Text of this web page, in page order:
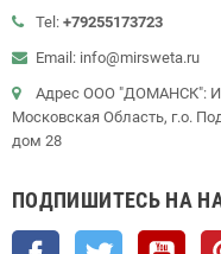
Tel: +79255173723
Email: info@mirsweta.ru
Адрес ООО "ДОМАНСК":
Московская Область, г.о.
дом 28
ПОДПИШИТЕСЬ НА
Facebook Twitter